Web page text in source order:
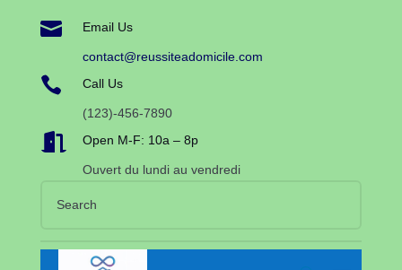
 Email Us
contact@reussiteadomicile.com
 Call Us
(123)-456-7890
 Open M-F: 10a – 8p
Ouvert du lundi au vendredi